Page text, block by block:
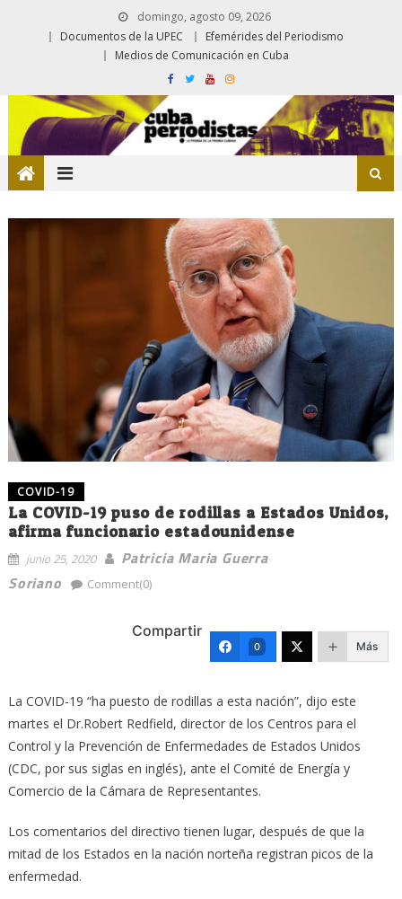
domingo, agosto 09, 2026
Documentos de la UPEC
Efemérides del Periodismo
Medios de Comunicación en Cuba
COVID-19
La COVID-19 puso de rodillas a Estados Unidos,
afirma funcionario estadounidense
junio 25, 2020
Patricia Maria Guerra
Soriano
Comment(0)
Compartir
0 Más
La COVID-19 “ha puesto de rodillas a esta nación”, dijo este
martes el Dr.Robert Redfield, director de los Centros para el
Control y la Prevención de Enfermedades de Estados Unidos
(CDC, por sus siglas en inglés), ante el Comité de Energía y
Comercio de la Cámara de Representantes.
Los comentarios del directivo tienen lugar, después de que la
mitad de los Estados en la nación norteña registran picos de la
enfermedad.